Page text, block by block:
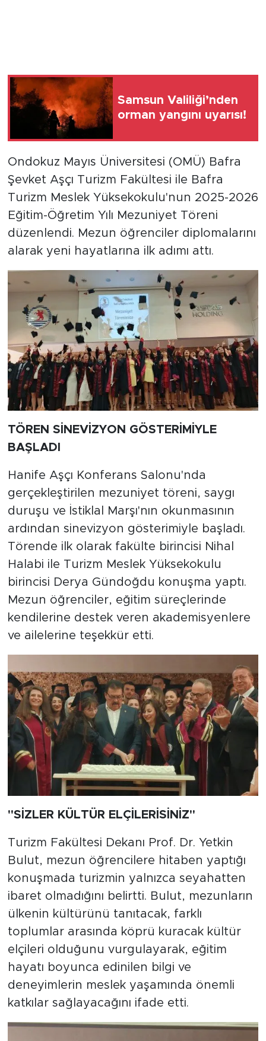
Samsun Valiliği’nden
orman yangını uyarısı!
Ondokuz Mayıs Üniversitesi (OMÜ) Bafra
Şevket Aşçı Turizm Fakültesi ile Bafra
Turizm Meslek Yüksekokulu'nun 2025-2026
Eğitim-Öğretim Yılı Mezuniyet Töreni
düzenlendi. Mezun öğrenciler diplomalarını
alarak yeni hayatlarına ilk adımı attı.
TÖREN SİNEVİZYON GÖSTERİMİYLE
BAŞLADI
Hanife Aşçı Konferans Salonu'nda
gerçekleştirilen mezuniyet töreni, saygı
duruşu ve İstiklal Marşı'nın okunmasının
ardından sinevizyon gösterimiyle başladı.
Törende ilk olarak fakülte birincisi Nihal
Halabi ile Turizm Meslek Yüksekokulu
birincisi Derya Gündoğdu konuşma yaptı.
Mezun öğrenciler, eğitim süreçlerinde
kendilerine destek veren akademisyenlere
ve ailelerine teşekkür etti.
"SİZLER KÜLTÜR ELÇİLERİSİNİZ"
Turizm Fakültesi Dekanı Prof. Dr. Yetkin
Bulut, mezun öğrencilere hitaben yaptığı
konuşmada turizmin yalnızca seyahatten
ibaret olmadığını belirtti. Bulut, mezunların
ülkenin kültürünü tanıtacak, farklı
toplumlar arasında köprü kuracak kültür
elçileri olduğunu vurgulayarak, eğitim
hayatı boyunca edinilen bilgi ve
deneyimlerin meslek yaşamında önemli
katkılar sağlayacağını ifade etti.